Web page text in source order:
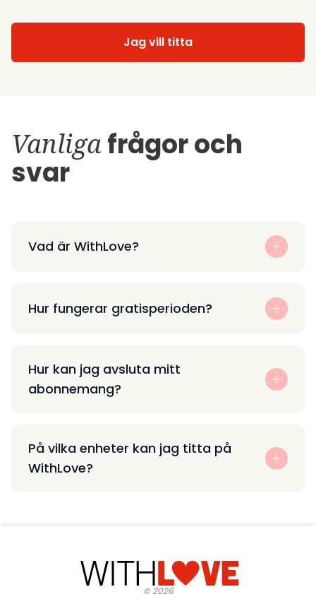
Jag vill titta
Vanligafrågor och
svar
Vad är WithLove?
Hur fungerar gratisperioden?
Hur kan jag avsluta mitt
abonnemang?
På vilka enheter kan jag titta på
WithLove?
©2026